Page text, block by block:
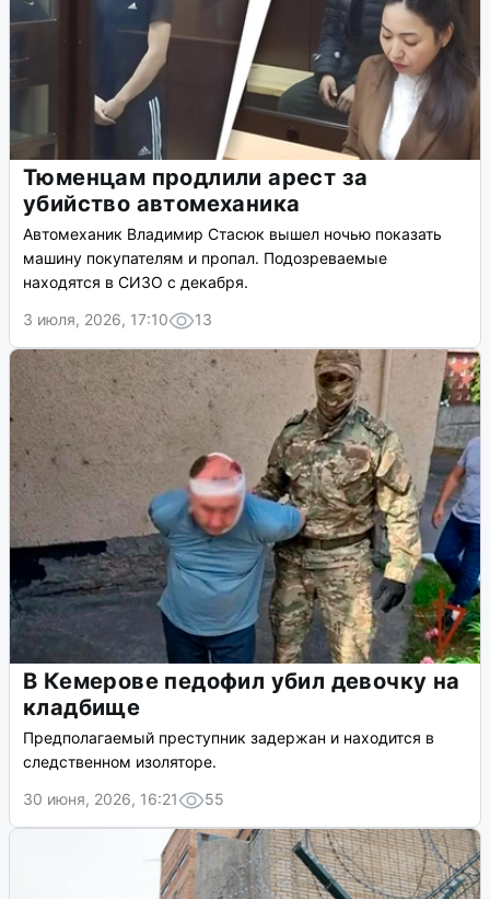
Тюменцам продлили арест за
убийство автомеханика
Автомеханик Владимир Стасюк вышел ночью показать
машину покупателям и пропал. Подозреваемые
находятся в СИЗО с декабря.
3 июля, 2026, 17:10
13
В Кемерове педофил убил девочку на
кладбище
Предполагаемый преступник задержан и находится в
следственном изоляторе.
30 июня, 2026, 16:21
55